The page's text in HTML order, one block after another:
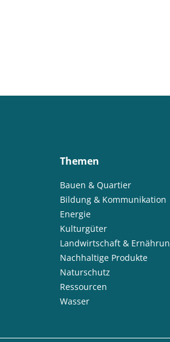
Themen
Bauen & Quartier
Bildung & Kommunikation
Energie
Kulturgüter
Landwirtschaft &
Nachhaltige Produkte
Naturschutz
Ressourcen
Wasser